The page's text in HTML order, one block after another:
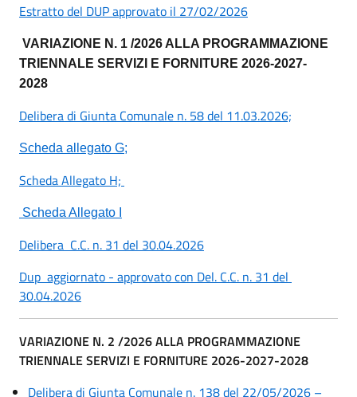
Estratto del DUP approvato il 27/02/2026
VARIAZIONE N. 1 /2026 ALLA PROGRAMMAZIONE
TRIENNALE SERVIZI E FORNITURE 2026-2027-
2028
Delibera di Giunta Comunale n. 58 del 11.03.2026;
Scheda allegato G;
Scheda Allegato H;
Scheda Allegato I
Delibera C.C. n. 31 del 30.04.2026
Dup aggiornato - approvato con Del. C.C. n. 31 del
30.04.2026
VARIAZIONE N. 2 /2026 ALLA PROGRAMMAZIONE
TRIENNALE SERVIZI E FORNITURE 2026-2027-2028
Delibera di Giunta Comunale n. 138 del 22/05/2026 –